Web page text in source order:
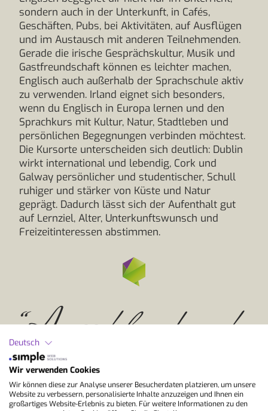
sondern auch in der Unterkunft, in Cafés,
Geschäften, Pubs, bei Aktivitäten, auf Ausflügen
und im Austausch mit anderen Teilnehmenden.
Gerade die irische Gesprächskultur, Musik und
Gastfreundschaft können es leichter machen,
Englisch auch außerhalb der Sprachschule aktiv
zu verwenden. Irland eignet sich besonders,
wenn du Englisch in Europa lernen und den
Sprachkurs mit Kultur, Natur, Stadtleben und
persönlichen Begegnungen verbinden möchtest.
Die Kursorte unterscheiden sich deutlich: Dublin
wirkt international und lebendig, Cork und
Galway persönlicher und studentischer, Schull
ruhiger und stärker von Küste und Natur
geprägt. Dadurch lässt sich der Aufenthalt gut
auf Lernziel, Alter, Unterkunftswunsch und
Freizeitinteressen abstimmen.
“A good laugh and a
long sleep are the two
Deutsch
Wir verwenden Cookies
Wir können diese zur Analyse unserer Besucherdaten platzieren, um unsere
Website zu verbessern, personalisierte Inhalte anzuzeigen und Ihnen ein
großartiges Website-Erlebnis zu bieten. Für weitere Informationen zu den